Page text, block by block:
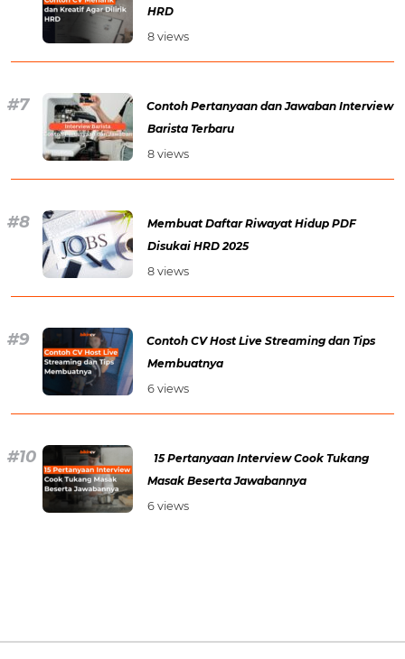
HRD
8 views
Contoh Pertanyaan dan Jawaban Interview
Barista Terbaru
8 views
Membuat Daftar Riwayat Hidup PDF
Disukai HRD 2025
8 views
Contoh CV Host Live Streaming dan Tips
Membuatnya
6 views
15 Pertanyaan Interview Cook Tukang
Masak Beserta Jawabannya
6 views